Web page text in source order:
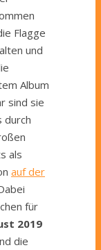
Flagge
und
Album
sind sie
durch
als
auf der
für
2019
die